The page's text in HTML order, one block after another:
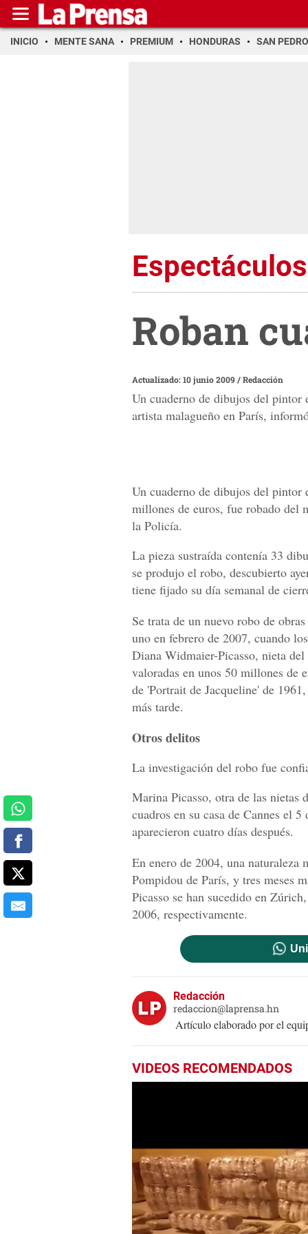
INICIO MENTE SANA PREMIUM HONDURAS SAN PEDRO
Espectáculos
Roban
Actualizado: 10 junio 2009/Redacción
Un cuaderno de dibujos del pintor
artista malagueño en París,
Un cuaderno de dibujos del pintor
millones de euros, fue robado del
la Policía.
La pieza sustraída contenía 33
se produjo el robo, descubierto
tiene fijado su día semanal de
Se trata de un nuevo robo de
uno en febrero de 2007, cuando
Diana Widmaier-Picasso, nieta
valoradas en unos 50 millones de
de 'Portrait de Jacqueline' de
más tarde.
Otros delitos
La investigación del robo fue
Marina Picasso, otra de las nietas
cuadros en su casa de Cannes el
aparecieron cuatro días después.
En enero de 2004, una naturaleza
Pompidou de París, y tres meses
Picasso se han sucedido en
2006, respectivamente.
Redacción
redaccion@laprensa.hn
Artículo elaborado por el
VIDEOS RECOMENDADOS